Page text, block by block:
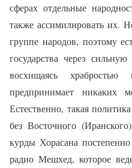
сферах от­дельные
также ассимилиро­вать их.
группе народов, поэтому
государства через
восхищаясь
предпринимает никаких
Естественно, такая
без Восточного
курды Хо­расана
радио Мешхед, которое